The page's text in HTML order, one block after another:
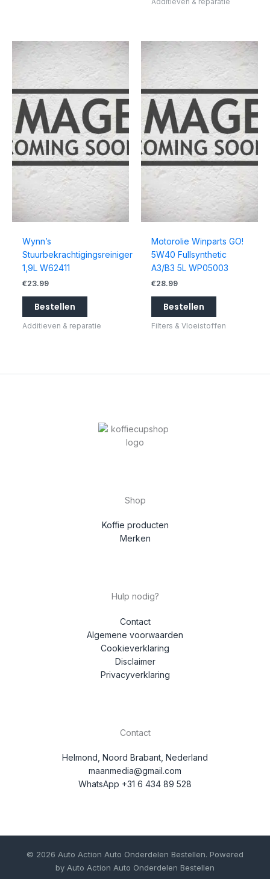
Wynn’s
Stuurbekrachtigingsreiniger
1,9L W62411
€23.99
Bestellen
Additieven & reparatie
Motorolie Winparts GO!
5W40 Fullsynthetic
A3/B3 5L WP05003
€28.99
Bestellen
Filters & Vloeistoffen
Shop
Koffie producten
Merken
Hulp nodig?
Contact
Algemene voorwaarden
Cookieverklaring
Disclaimer
Privacyverklaring
Contact
Helmond, Noord Brabant, Nederland
maanmedia@gmail.com
WhatsApp +31 6 434 89 528
© 2026 Auto Action Auto Onderdelen Bestellen. Powered
by Auto Action Auto Onderdelen Bestellen